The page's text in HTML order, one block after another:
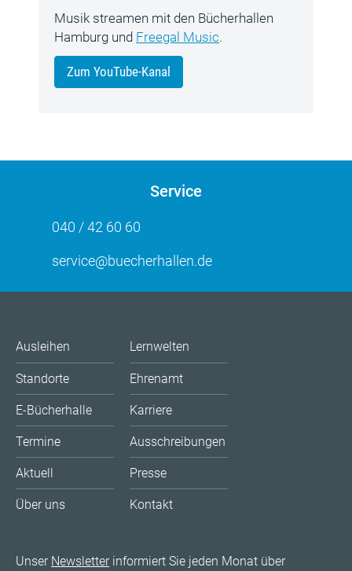
Musik streamen mit den Bücherhallen
Hamburg und Freegal Music.
Zum YouTube-Kanal
Service
040 / 42 60 60
service@buecherhallen.de
Ausleihen
Standorte
E-Bücherhalle
Termine
Aktuell
Über uns
Lernwelten
Ehrenamt
Karriere
Ausschreibungen
Presse
Kontakt
Unser Newsletterinformiert Sie jeden Monat über